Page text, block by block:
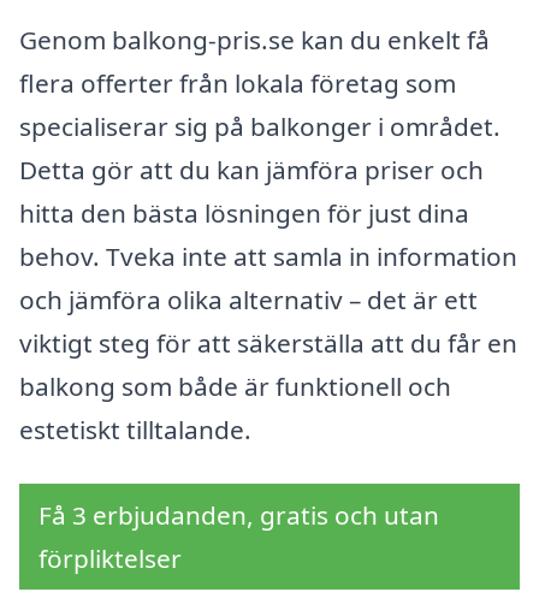
Genom balkong-pris.se kan du enkelt få
flera offerter från lokala företag som
specialiserar sig på balkonger i området.
Detta gör att du kan jämföra priser och
hitta den bästa lösningen för just dina
behov. Tveka inte att samla in information
och jämföra olika alternativ – det är ett
viktigt steg för att säkerställa att du får en
balkong som både är funktionell och
estetiskt tilltalande.
Få 3 erbjudanden, gratis och utan
förpliktelser